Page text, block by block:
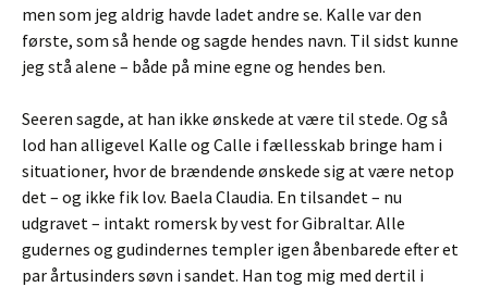
men som jeg aldrig havde ladet andre se. Kalle var den
første, som så hende og sagde hendes navn. Til sidst kunne
jeg stå alene – både på mine egne og hendes ben.
Seeren sagde, at han ikke ønskede at være til stede. Og så
lod han alligevel Kalle og Calle i fællesskab bringe ham i
situationer, hvor de brændende ønskede sig at være netop
det – og ikke fik lov. Baela Claudia. En tilsandet – nu
udgravet – intakt romersk by vest for Gibraltar. Alle
gudernes og gudindernes templer igen åbenbarede efter et
par årtusinders søvn i sandet. Han tog mig med dertil i